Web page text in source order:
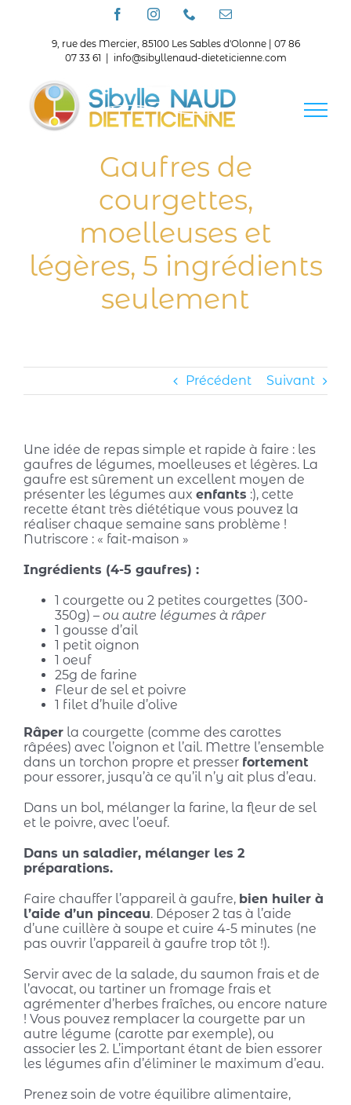
FacebookInstagramTéléphoneEmail
9, rue des Mercier, 85100 Les Sables d'Olonne | 07 86
07 33 61
info@sibyllenaud-dieteticienne.com
Gaufres de
courgettes,
moelleuses et
légères, 5 ingrédients
seulement
Précédent Suivant
Une idée de repas simple et rapide à faire : les
gaufres de légumes, moelleuses et légères. La
gaufre est sûrement un excellent moyen de
présenter les légumes aux enfants :), cette
recette étant très diététique vous pouvez la
réaliser chaque semaine sans problème !
Nutriscore : « fait-maison »
Ingrédients (4-5 gaufres) :
1 courgette ou 2 petites courgettes (300-
350g) – ou autre légumes à râper
1 gousse d’ail
1 petit oignon
1 oeuf
25g de farine
Fleur de sel et poivre
1 filet d’huile d’olive
Râperla courgette (comme des carottes
râpées) avec l’oignon et l’ail. Mettre l’ensemble
dans un torchon propre et presser fortement
pour essorer, jusqu’à ce qu’il n’y ait plus d’eau.
Dans un bol, mélanger la farine, la fleur de sel
et le poivre, avec l’oeuf.
Dans un saladier, mélanger les 2
préparations.
Faire chauffer l’appareil à gaufre, bien huiler à
l’aide d’un pinceau. Déposer 2 tas à l’aide
d’une cuillère à soupe et cuire 4-5 minutes (ne
pas ouvrir l’appareil à gaufre trop tôt !).
Servir avec de la salade, du saumon frais et de
l’avocat, ou tartiner un fromage frais et
agrémenter d’herbes fraîches, ou encore nature
! Vous pouvez remplacer la courgette par un
autre légume (carotte par exemple), ou
associer les 2. L’important étant de bien essorer
les légumes afin d’éliminer le maximum d’eau.
Prenez soin de votre équilibre alimentaire,